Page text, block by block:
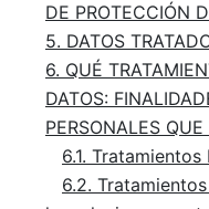
DE PROTECCIÓN
5. DATOS
6. QUÉ
DATOS:
PERSONALES
6.1.
6.2.